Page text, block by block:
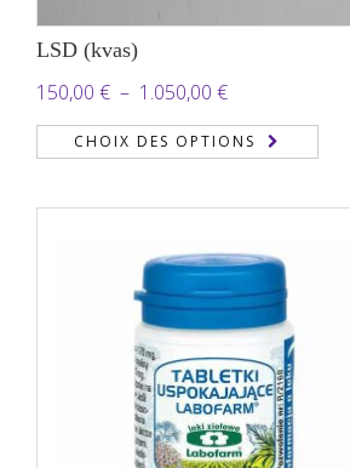
LSD (kvas)
150,00 € – 1.050,00 €Plage
de
prix :
1.050,00 €
CHOIX DES OPTIONS